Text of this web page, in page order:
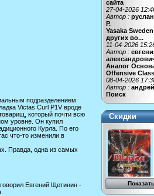
подразделением
Victas Curl P1V вроде
который почти всю
уровне. Он купил
Курла. По его
что-то изменили в
Правда, одна из самых
Евгений Щетинин -
сайта
27-04-2026
Автор :
Р.
Yasaka
других во...
11-04-2026
Автор :
Аналог
Offensive
08-04-2026
Автор :
Поиск
Скидки